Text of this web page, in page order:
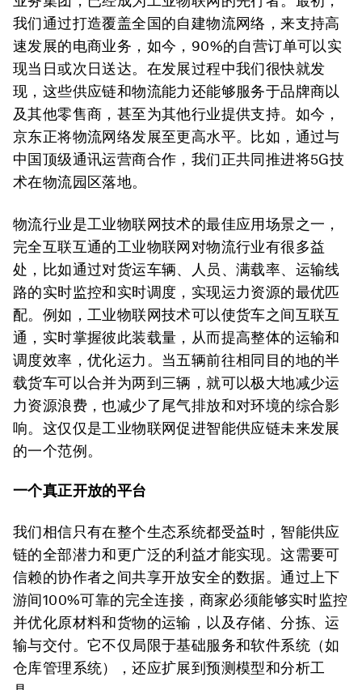
我们通过打造覆盖全国的自建物流网络，来支持高
速发展的电商业务，如今，90%的自营订单可以实
现当日或次日送达。在发展过程中我们很快就发
现，这些供应链和物流能力还能够服务于品牌商以
及其他零售商，甚至为其他行业提供支持。如今，
京东正将物流网络发展至更高水平。比如，通过与
中国顶级通讯运营商合作，我们正共同推进将5G技
术在物流园区落地。
物流行业是工业物联网技术的最佳应用场景之一，
完全互联互通的工业物联网对物流行业有很多益
处，比如通过对货运车辆、人员、满载率、运输线
路的实时监控和实时调度，实现运力资源的最优匹
配。例如，工业物联网技术可以使货车之间互联互
通，实时掌握彼此装载量，从而提高整体的运输和
调度效率，优化运力。当五辆前往相同目的地的半
载货车可以合并为两到三辆，就可以极大地减少运
力资源浪费，也减少了尾气排放和对环境的综合影
响。这仅仅是工业物联网促进智能供应链未来发展
的一个范例。
一个真正开放的平台
我们相信只有在整个生态系统都受益时，智能供应
链的全部潜力和更广泛的利益才能实现。这需要可
信赖的协作者之间共享开放安全的数据。通过上下
游间100%可靠的完全连接，商家必须能够实时监控
并优化原材料和货物的运输，以及存储、分拣、运
输与交付。它不仅局限于基础服务和软件系统（如
仓库管理系统），还应扩展到预测模型和分析工